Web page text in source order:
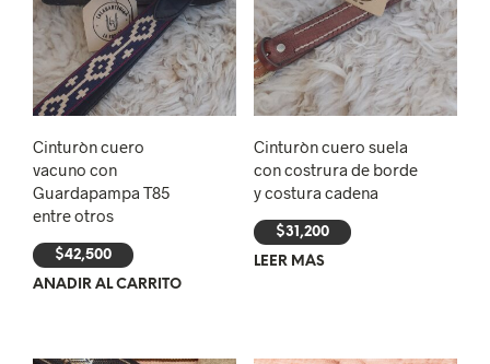
Cinturòn cuero
vacuno con
Guardapampa T85
entre otros
$42,500
AÑADIR AL CARRITO
Cinturòn cuero suela
con costrura de borde
y costura cadena
$31,200
LEER MÁS